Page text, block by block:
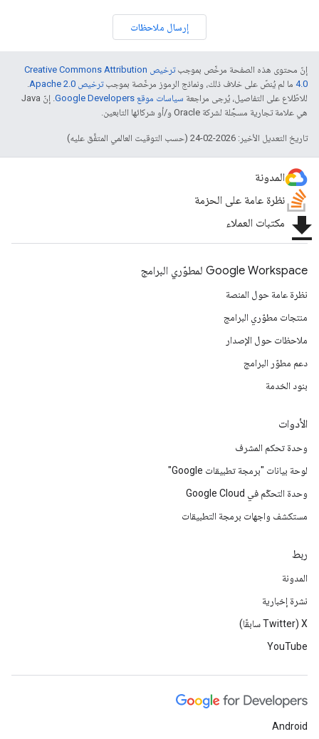
إرسال ملاحظات
إنّ محتوى هذه الصفحة مرخّص بموجب
ترخيص Creative Commons Attribution
4.0‏ ما لم يُنصّ على خلاف ذلك، ونماذج الرموز مرخّصة بموجبترخيص Apache 2.0‏
.
للاطّلاع على التفاصيل، يُرجى مراجعة سياسات موقع Google Developers‏
. إنّ Java
هي علامة تجارية مسجَّلة لشركة Oracle و/أو شركائها التابعين.
تاريخ التعديل الأخير: 2026-02-24 (حسب التوقيت العالمي المتفَّق عليه)
المدونة
نظرة عامة على الحزمة
file_download مكتبات العملاء
Google Workspace لمطوّري البرامج
نظرة عامة حول المنصة
منتجات مطوّري البرامج
ملاحظات حول الإصدار
دعم مطوّر البرامج
بنود الخدمة
الأدوات
وحدة تحكم المشرف
لوحة بيانات "برمجة تطبيقات Google"
وحدة التحكّم في Google Cloud
مستكشف واجهات برمجة التطبيقات
ربط
المدونة
نشرة إخبارية
‫X ‏(Twitter سابقًا)
YouTube
Android